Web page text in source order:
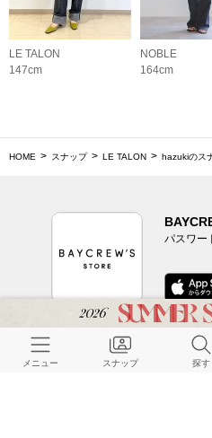
LE TALON
147cm
NOBLE
164cm
HOME スナップ LE TALON hazukiのス
パスワー
メニュー スナップ 探す